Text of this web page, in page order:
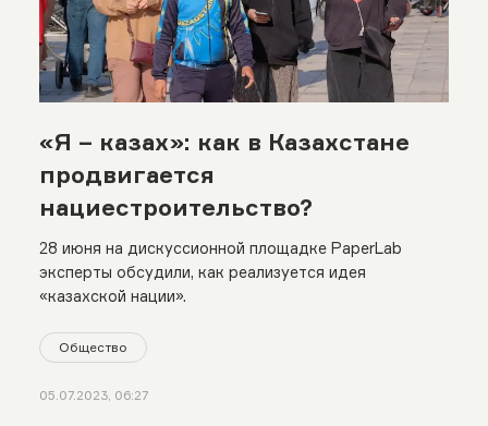
«Я – казах»: как в Казахстане
продвигается
нациестроительство?
28 июня на дискуссионной площадке PaperLab
эксперты обсудили, как реализуется идея
«казахской нации».
Общество
05.07.2023, 06:27